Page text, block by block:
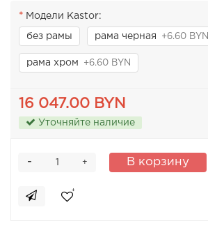
Модели Kastor:
без рамы рама черная +6.60 BYN
рама хром +6.60 BYN
16 047.00 BYN
Уточняйте наличие
+
- В корзину